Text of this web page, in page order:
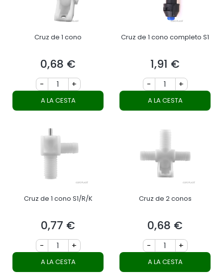
Cruz de 1 cono
Precio
0,68 €
- +
A LA CESTA
Cruz de 1 cono completo S1
Precio
1,91 €
- +
A LA CESTA
Cruz de 1 cono S1/R/K
Precio
0,77 €
- +
A LA CESTA
Cruz de 2 conos
Precio
0,68 €
- +
A LA CESTA